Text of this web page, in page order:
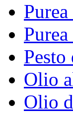
Olio
Olio